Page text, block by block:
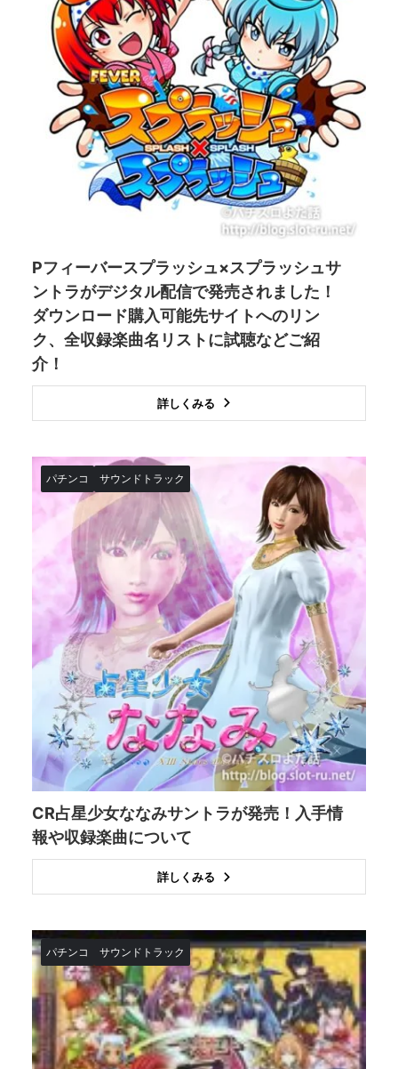
Pフィーバースプラッシュ×スプラッシュサ
ントラがデジタル配信で発売されました！
ダウンロード購入可能先サイトへのリン
ク、全収録楽曲名リストに試聴などご紹
介！
詳しくみる
パチンコ サウンドトラック
CR占星少女ななみサントラが発売！入手情
報や収録楽曲について
詳しくみる
パチンコ サウンドトラック